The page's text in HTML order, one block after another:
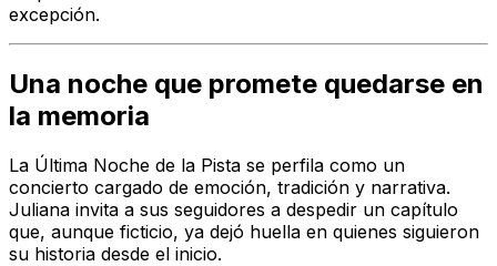
excepción.
Una noche que promete quedarse en
la memoria
La Última Noche de la Pista se perfila como un
concierto cargado de emoción, tradición y narrativa.
Juliana invita a sus seguidores a despedir un capítulo
que, aunque ficticio, ya dejó huella en quienes siguieron
su historia desde el inicio.